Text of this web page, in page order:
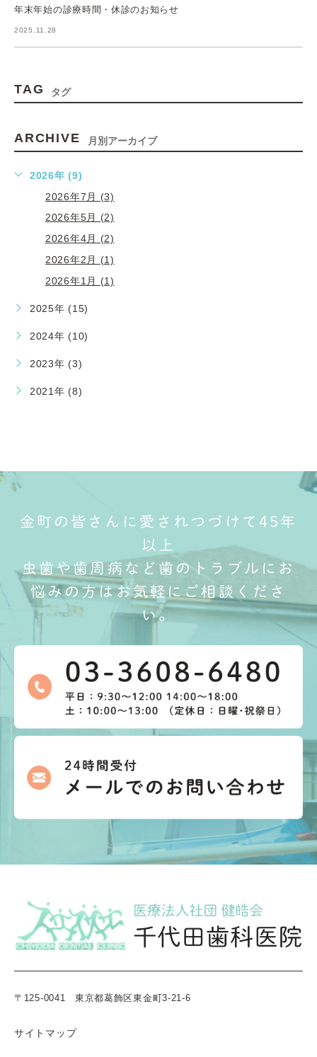
年末年始の診療時間・休診のお知らせ
2025.11.28
TAG タグ
ARCHIVE 月別アーカイブ
2026年 (9)
2026年7月 (3)
2026年5月 (2)
2026年4月 (2)
2026年2月 (1)
2026年1月 (1)
2025年 (15)
2024年 (10)
2023年 (3)
2021年 (8)
金町の皆さんに愛されつづけて45年
以上
虫歯や歯周病など歯のトラブルにお
悩みの方はお気軽にご相談くださ
い。
〒125-0041 東京都葛飾区東金町3-21-6
サイトマップ